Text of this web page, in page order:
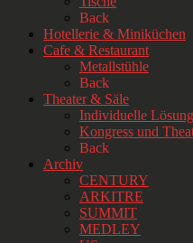
Back
Hotellerie & Miniküchen
Cafe & Restaurant
Metallstühle
Back
Theater & Säle
Individuelle
Kongress und
Back
Archiv
CENTURY
ARKITRE
SUMMIT
MEDLEY